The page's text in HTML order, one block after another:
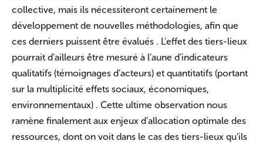
collective, mais ils nécessiteront certainement le
développement de nouvelles méthodologies, afin que
ces derniers puissent être évalués . L’effet des tiers-lieux
pourrait d’ailleurs être mesuré à l’aune d’indicateurs
qualitatifs (témoignages d’acteurs) et quantitatifs (portant
sur la multiplicité effets sociaux, économiques,
environnementaux) . Cette ultime observation nous
ramène finalement aux enjeux d’allocation optimale des
ressources, dont on voit dans le cas des tiers-lieux qu’ils